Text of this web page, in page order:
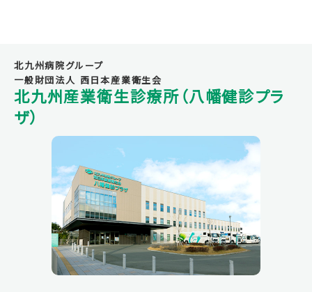
北九州病院グループ
一般財団法人 西日本産業衛生会
北九州産業衛生診療所（八幡健診プラ
ザ）